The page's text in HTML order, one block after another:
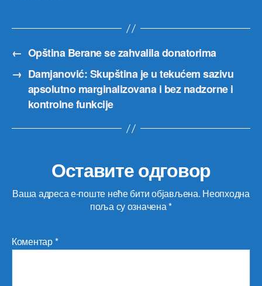
← Opština Berane se zahvalila donatorima
→ Damjanović: Skupština je u tekućem sazivu
apsolutno marginalizovana i bez nadzorne i
kontrolne funkcije
Оставите одговор
Ваша адреса е-поште неће бити објављена. Неопходна
поља су означена*
Коментар*